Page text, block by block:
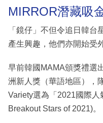
MIRROR潛藏吸
「鏡仔」不但令追日韓台
產生興趣，他們亦開始受
早前韓國MAMA頒獎禮選
洲新人獎（華語地區），
Variety選為「2021國際人
Breakout Stars of 2021)。